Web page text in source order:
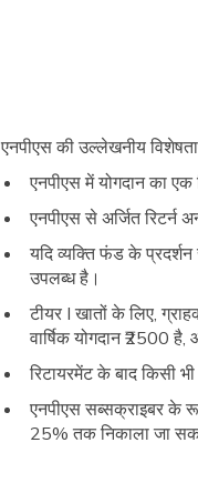
एनपीएस की उल्लेखनीय
एनपीएस में योगदान का एक
एनपीएस से अर्जित
यदि व्यक्ति फंड के
उपलब्ध है।
टीयर I खातों के लिए,
वार्षिक योगदान ₹2500
रिटायरमेंट के बाद किसी
एनपीएस सब्सक्राइबर के
25% तक निकाला जा